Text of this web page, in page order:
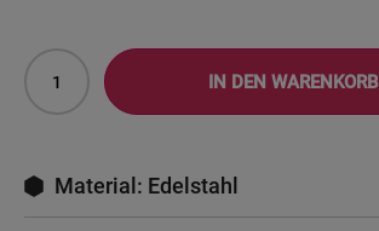
IN DEN WARENKORB
Material: Edelstahl